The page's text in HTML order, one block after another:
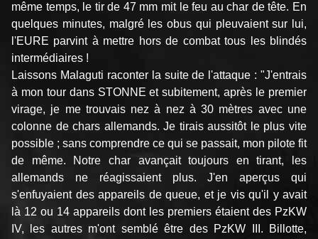
même temps, le tir de 47 mm mit le feu au char de tête. En
quelques minutes, malgré les obus qui pleuvaient sur lui,
l'EURE parvint à mettre hors de combat tous les blindés
intermédiaires !
Laissons Malaguti raconter la suite de l'attaque : "J'entrais
à mon tour dans STONNE et subitement, après le premier
virage, je me trouvais nez à nez à 30 mètres avec une
colonne de chars allemands. Je tirais aussitôt le plus vite
possible ; sans comprendre ce qui se passait, mon pilote fit
de même. Notre char avançait toujours en tirant, les
allemands ne réagissaient plus. J'en aperçus qui
s'enfuyaient des appareils de queue, et je vis qu'il y avait
là 12 ou 14 appareils dont les premiers étaient des PzKW
IV, les autres m'ont semblé être des PzKW III. Billotte,